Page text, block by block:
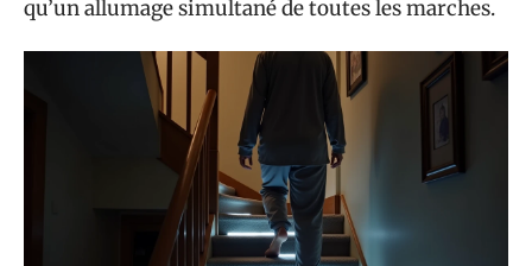
qu’un allumage simultané de toutes les marches.